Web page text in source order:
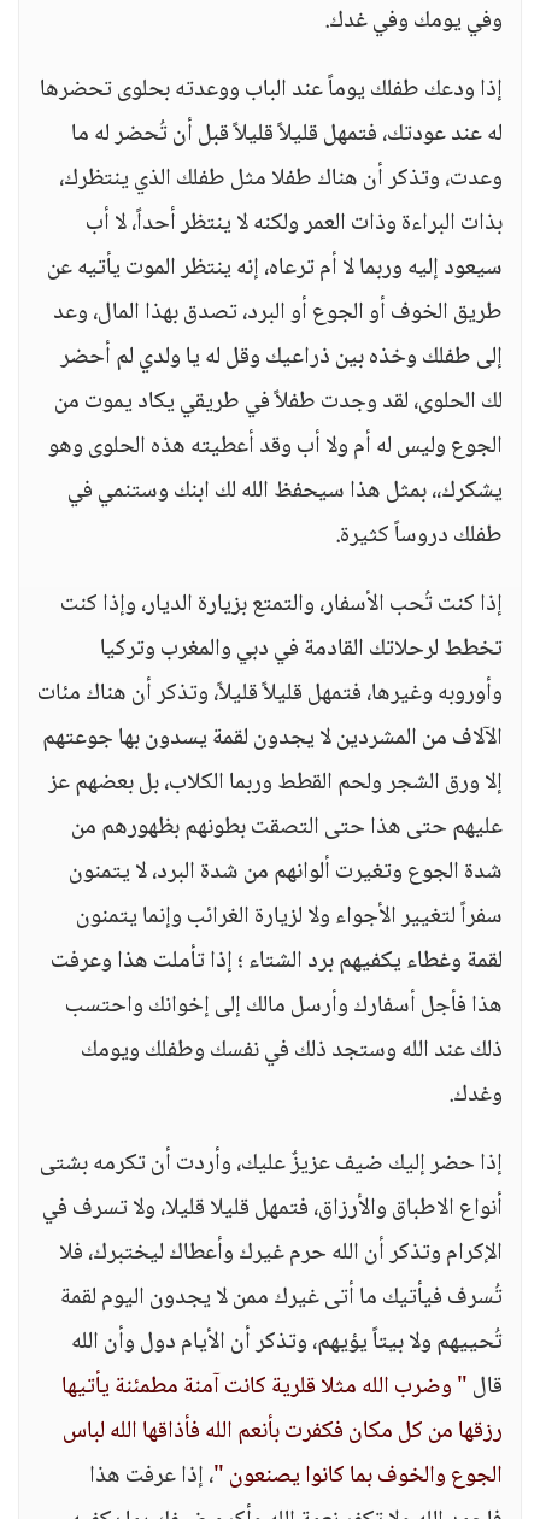
وفي يومك وفي غدك.
إذا ودعك طفلك يوماً عند الباب ووعدته بحلوى تحضرها
له عند عودتك، فتمهل قليلاً قليلاً قبل أن تُحضر له ما
وعدت، وتذكر أن هناك طفلا مثل طفلك الذي ينتظرك،
بذات البراءة وذات العمر ولكنه لا ينتظر أحداً، لا أب
سيعود إليه وربما لا أم ترعاه، إنه ينتظر الموت يأتيه عن
طريق الخوف أو الجوع أو البرد، تصدق بهذا المال، وعد
إلى طفلك وخذه بين ذراعيك وقل له يا ولدي لم أحضر
لك الحلوى، لقد وجدت طفلاً في طريقي يكاد يموت من
الجوع وليس له أم ولا أب وقد أعطيته هذه الحلوى وهو
يشكرك،، بمثل هذا سيحفظ الله لك ابنك وستنمي في
طفلك دروساً كثيرة.
إذا كنت تُحب الأسفار، والتمتع بزيارة الديار، وإذا كنت
تخطط لرحلاتك القادمة في دبي والمغرب وتركيا
وأوروبه وغيرها، فتمهل قليلاً قليلاً، وتذكر أن هناك مئات
الآلاف من المشردين لا يجدون لقمة يسدون بها جوعتهم
إلا ورق الشجر ولحم القطط وربما الكلاب، بل بعضهم عز
عليهم حتى هذا حتى التصقت بطونهم بظهورهم من
شدة الجوع وتغيرت ألوانهم من شدة البرد، لا يتمنون
سفراً لتغيير الأجواء ولا لزيارة الغرائب وإنما يتمنون
لقمة وغطاء يكفيهم برد الشتاء ؛ إذا تأملت هذا وعرفت
هذا فأجل أسفارك وأرسل مالك إلى إخوانك واحتسب
ذلك عند الله وستجد ذلك في نفسك وطفلك ويومك
وغدك.
إذا حضر إليك ضيف عزيزٌ عليك، وأردت أن تكرمه بشتى
أنواع الاطباق والأرزاق، فتمهل قليلا قليلا، ولا تسرف في
الإكرام وتذكر أن الله حرم غيرك وأعطاك ليختبرك، فلا
تُسرف فيأتيك ما أتى غيرك ممن لا يجدون اليوم لقمة
تُحييهم ولا بيتاً يؤيهم، وتذكر أن الأيام دول وأن الله
قال" وضرب الله مثلا قلرية كانت آمنة مطمئنة يأتيها
رزقها من كل مكان فكفرت بأنعم الله فأذاقها الله لباس
الجوع والخوف بما كانوا يصنعون "، إذا عرفت هذا